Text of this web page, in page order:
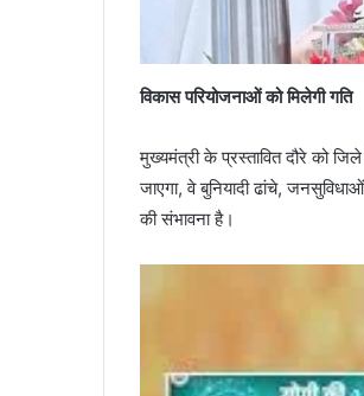
विकास परियोजनाओं को मिलेगी गति
मुख्यमंत्री के प्रस्तावित दौरे को
जाएगा, वे बुनियादी ढांचे,
की संभावना है।